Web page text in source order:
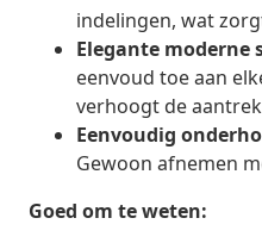
indelingen, wat
Elegante moderne
eenvoud toe aan
verhoogt de
Eenvoudig
Gewoon afnemen
Goed om te weten: